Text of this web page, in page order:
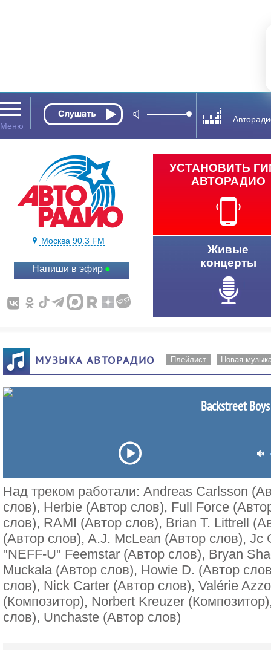
Москва 90.3 FM
Напиши в эфир
УСТАНОВИТЬ
АВТОРАДИО
Живые
концерты
МУЗЫКА АВТОРАДИО Плейлист Новая
Backstreet
Над треком работали: Andreas Carlsson
слов), Herbie (Автор слов), Full Force
слов), RAMI (Автор слов), Brian T. Littrell
(Автор слов), A.J. McLean (Автор слов), Jc
"NEFF-U" Feemstar (Автор слов), Bryan
Muckala (Автор слов), Howie D. (Автор
слов), Nick Carter (Автор слов), Valérie
(Композитор), Norbert Kreuzer
слов), Unchaste (Автор слов)